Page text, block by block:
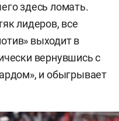
здесь ломать.
лидеров, все
выходит в
вернувшись с
и обыгрывает